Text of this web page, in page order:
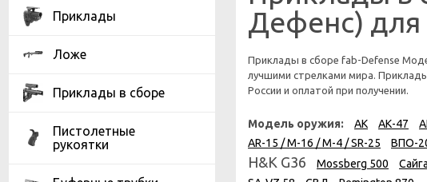
Приклады
Ложе
Приклады в сборе
Пистолетные
рукоятки
Дефенс) для
Приклады в сборе fab-Defense
лучшими стрелками мира.
России и оплатой при получении.
Модель оружия: АК АК-47
AR-15 / M-16 / M-4 / SR-25
ВПО-
H&K G36 Mossberg 500